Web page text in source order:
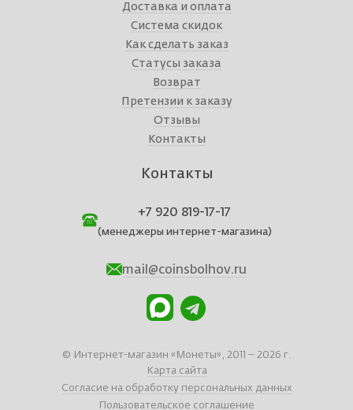
Доставка и оплата
Система скидок
Как сделать заказ
Статусы заказа
Возврат
Претензии к заказу
Отзывы
Контакты
Контакты
+7 920 819-17-17
(менеджеры интернет-магазина)
mail@coinsbolhov.ru
© Интернет-магазин «Монеты», 2011 – 2026 г.
Карта сайта
Согласие на обработку персональных данных
Пользовательское соглашение